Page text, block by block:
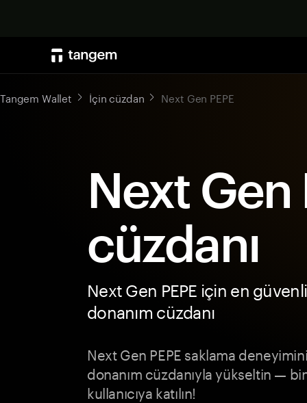
Tangem Wallet İçin cüzdan Next Gen PEPE
Next Gen
cüzdanı
Next Gen PEPE için en güvenli
donanım cüzdanı
Next Gen PEPE saklama
donanım cüzdanıyla yükseltin —
kullanıcıya katılın!